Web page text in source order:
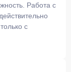
Работа с
с